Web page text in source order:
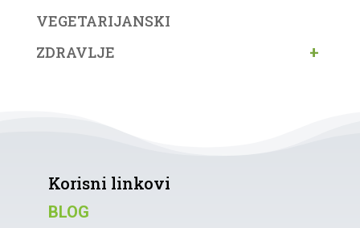
VEGETARIJANSKI
ZDRAVLJE
+
Korisni linkovi
BLOG